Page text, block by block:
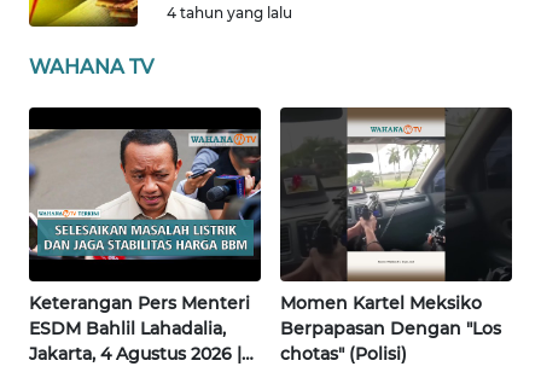
4 tahun yang lalu
WAHANA TV
Keterangan Pers Menteri
ESDM Bahlil Lahadalia,
Jakarta, 4 Agustus 2026 |
Momen Kartel Meksiko
Berpapasan Dengan "Los
chotas" (Polisi)
WN
SULBAR
BABEL
WN
SUMBAR
WN
SUMSEL